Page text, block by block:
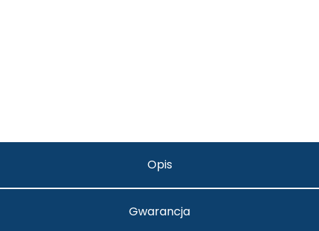
Opis
Gwarancja